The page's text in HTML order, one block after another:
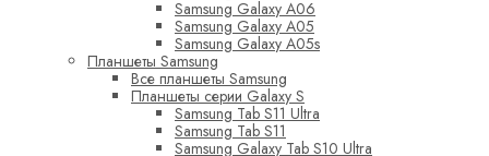
Samsung Galaxy A06
Samsung Galaxy A05
Samsung Galaxy A05s
Планшеты Samsung
Все планшеты Samsung
Планшеты серии Galaxy S
Samsung Tab S11 Ultra
Samsung Tab S11
Samsung Galaxy Tab S10 Ultra